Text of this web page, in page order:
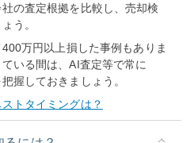
の査定根拠を比較し、売却検
う。
万円以上損した事例もありま
いる間は、AI査定等で常に
握しておきましょう。
トタイミングは？